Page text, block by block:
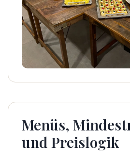
Menüs,
und Preislogik